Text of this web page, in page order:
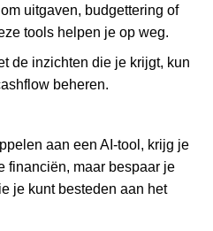
uitgaven, budgettering of
tools helpen je op weg.
de inzichten die je krijgt, kun
beheren.
aan een AI-tool, krijg je
financiën, maar bespaar je
je kunt besteden aan het